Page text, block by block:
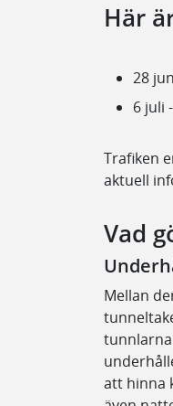
Här
28
6 juli
Trafiken
aktuell
Vad
Mellan
att hinna